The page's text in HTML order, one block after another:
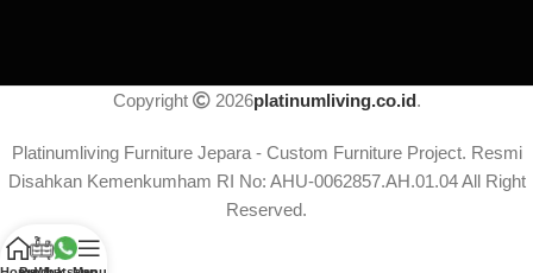
Copyright 2026platinumliving.co.id.
Platinumliving Furniture Jepara - Custom Furniture Project. Resmi
Disahkan Kemenkumham RI No: AHU-0062857.AH.01.04 All Right
Reserved.